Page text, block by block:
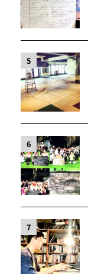
5
6
7